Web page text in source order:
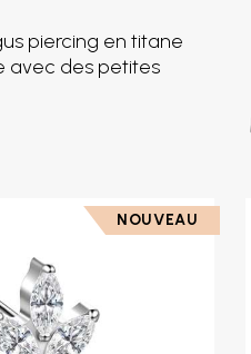
piercing en titane
avec des petites
NOUVEAU